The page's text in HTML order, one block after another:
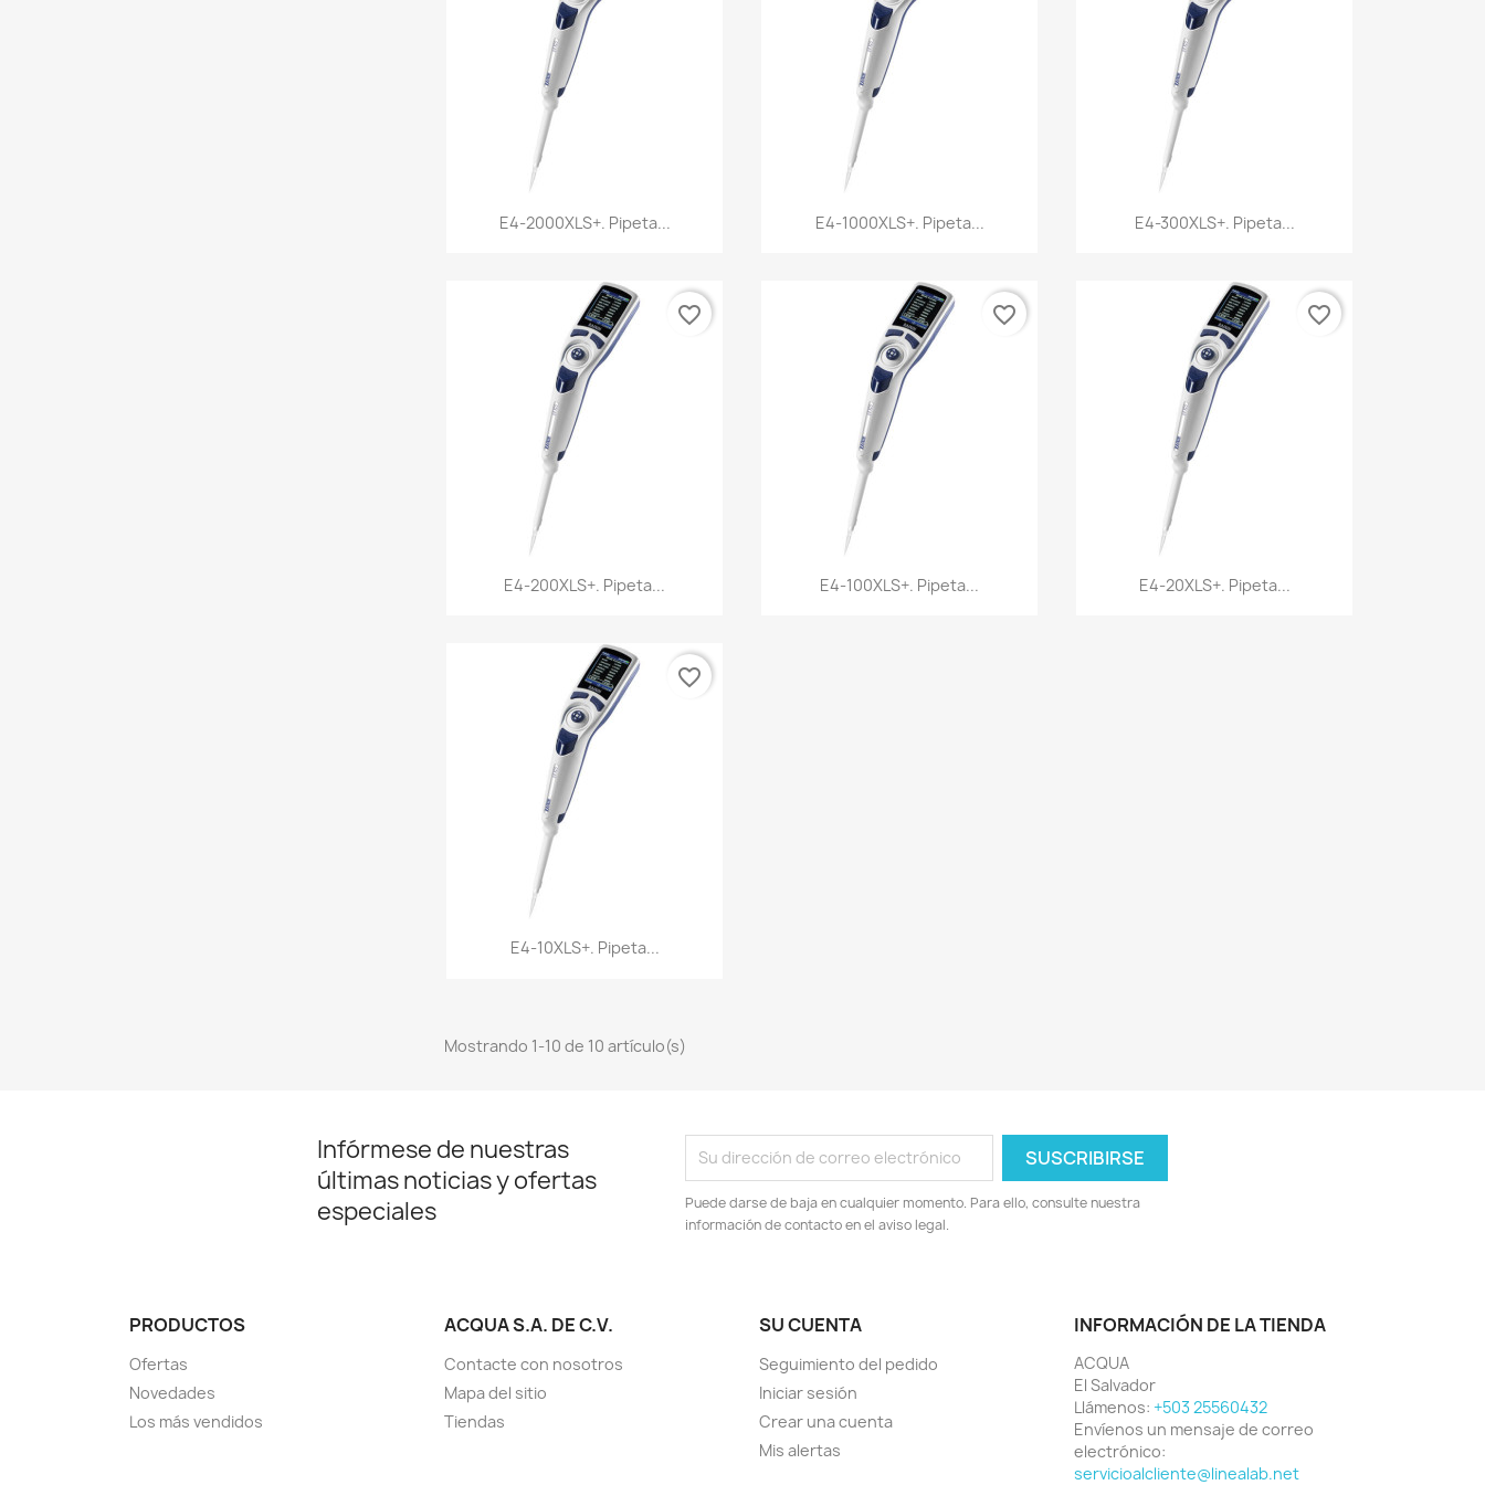
Vista rápida
E4-2000XLS+. Pipeta... Vista rápida
E4-1000XLS+. Pipeta... Vista rápida
E4-300XLS+. Pipeta...
Vista rápida
E4-200XLS+. Pipeta...
favorite_border
Vista rápida
E4-100XLS+. Pipeta...
favorite_border
Vista rápida
E4-20XLS+. Pipeta...
favorite_border
Vista rápida
E4-10XLS+. Pipeta...
favorite_border
Mostrando 1-10 de 10 artículo(s)
Infórmese de nuestras
últimas noticias y ofertas
especiales
Puede darse de baja en cualquier momento. Para ello, consulte nuestra
información de contacto en el aviso legal.
PRODUCTOS
Ofertas
Novedades
Los más vendidos
ACQUA S.A. DE C.V.
Contacte con nosotros
Mapa del sitio
Tiendas
SU CUENTA
Seguimiento del pedido
Iniciar sesión
Crear una cuenta
Mis alertas
INFORMACIÓN DE LA TIENDA
ACQUA
El Salvador
Llámenos: +503 25560432
Envíenos un mensaje de correo
electrónico:
servicioalcliente@linealab.net